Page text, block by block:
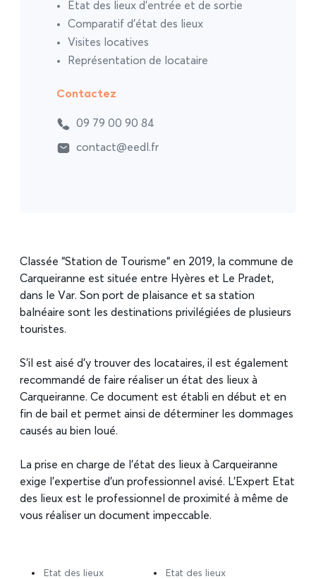
Classée “Station de Tourisme“ en 2019, la commune de
Carqueiranne est située entre Hyères et Le Pradet,
dans le Var. Son port de plaisance et sa station
balnéaire sont les destinations privilégiées de plusieurs
touristes.
S’il est aisé d’y trouver des locataires, il est également
recommandé de faire réaliser un état des lieux à
Carqueiranne. Ce document est établi en début et en
fin de bail et permet ainsi de déterminer les dommages
causés au bien loué.
La prise en charge de l’état des lieux à Carqueiranne
exige l’expertise d’un professionnel avisé. L’Expert Etat
des lieux est le professionnel de proximité à même de
vous réaliser un document impeccable.
Etat des lieux Etat des lieux
Etat des lieux d’entrée et de sortie
Comparatif d’état des lieux
Visites locatives
Représentation de locataire
Contactez
09 79 00 90 84
contact@eedl.fr